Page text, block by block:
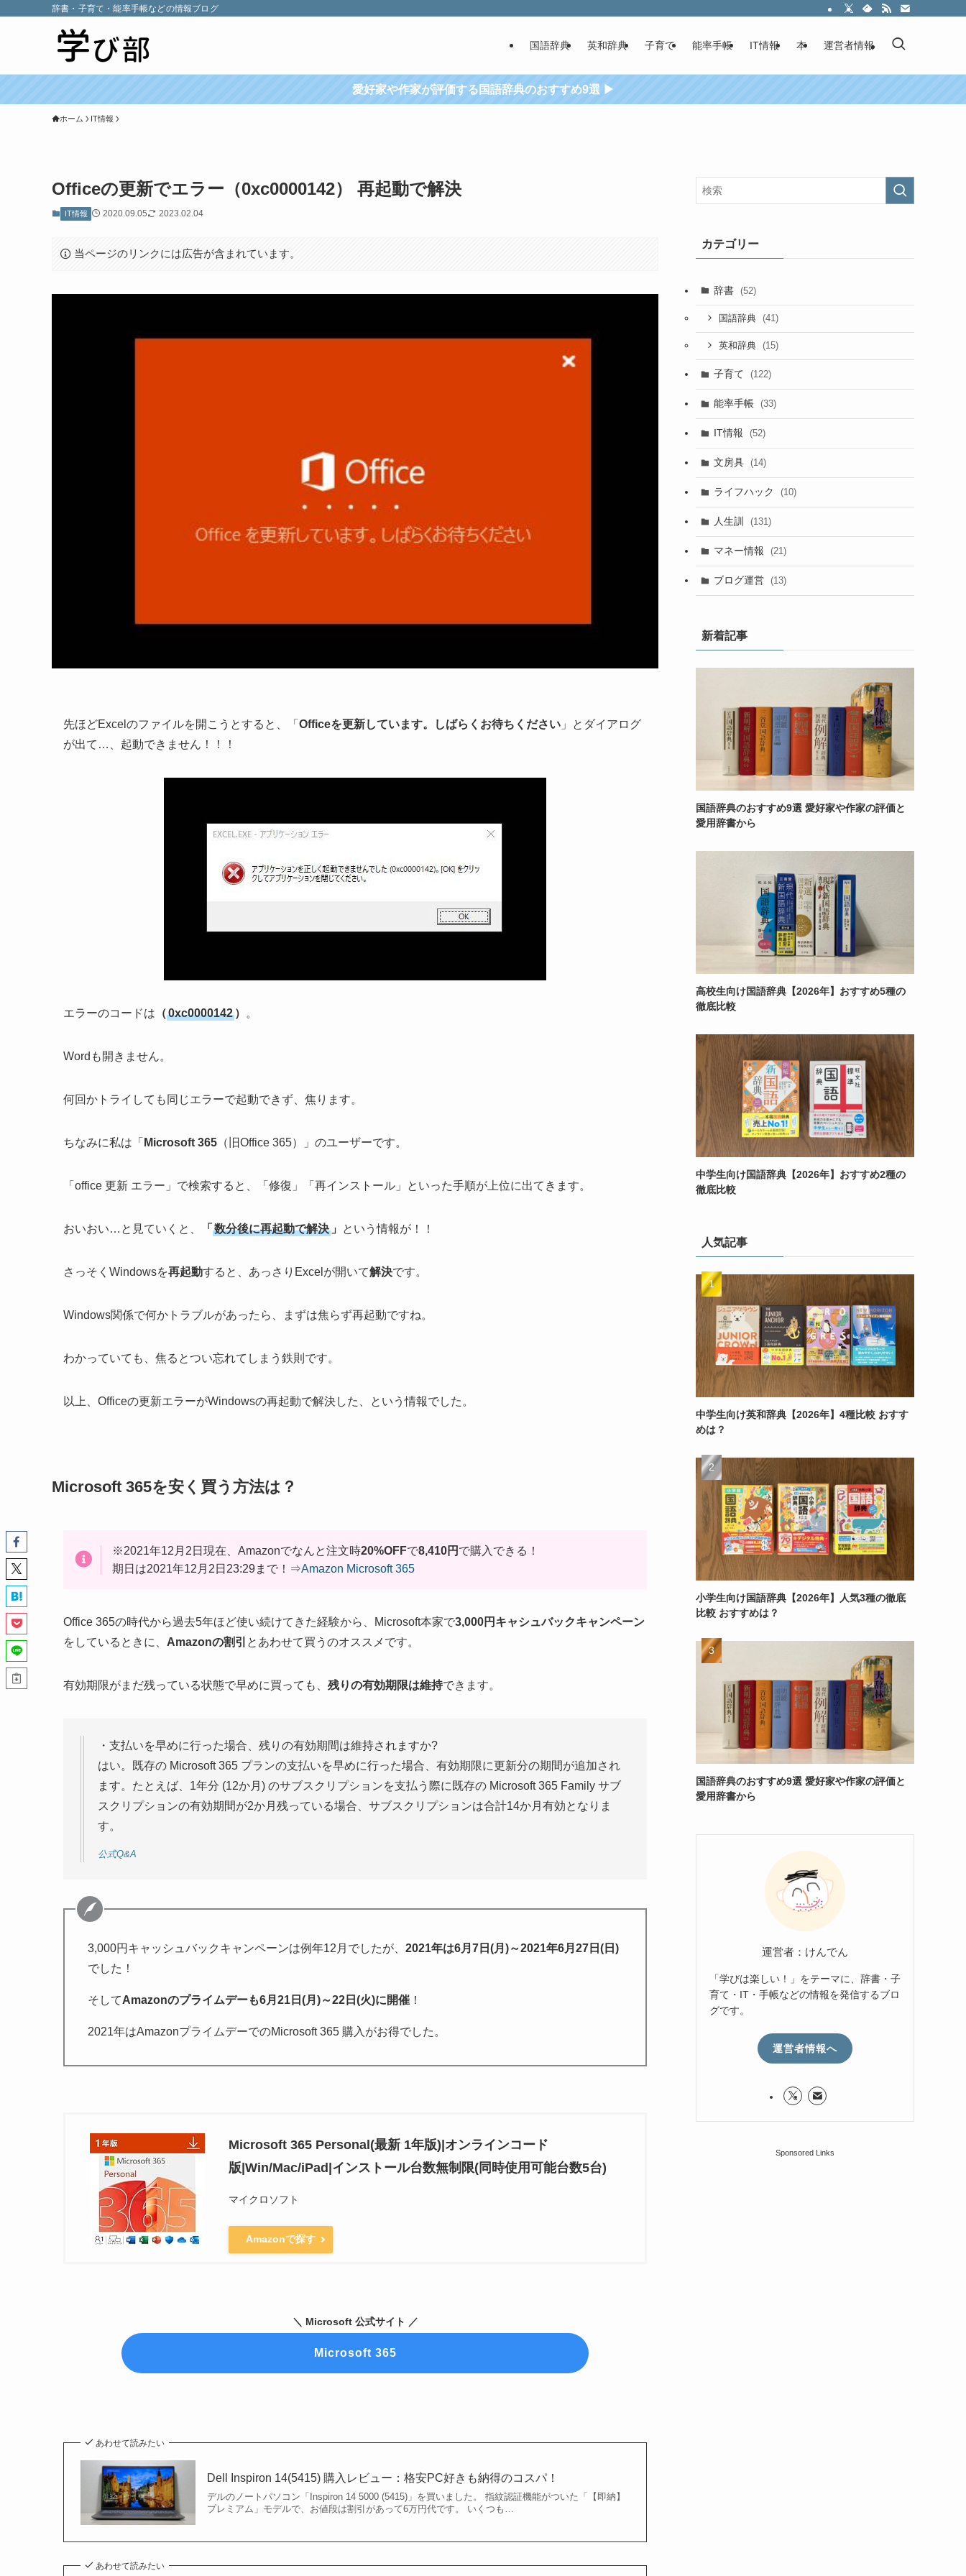
辞書・子育て・能率手帳などの情報ブログ
国語辞典 英和辞典 子育て 能率手帳 IT情報 本 運営者情報
愛好家や作家が評価する国語辞典のおすすめ9選 ▶
ホーム IT情報
Officeの更新でエラー（0xc0000142） 再起動で解決
IT情報 2020.09.05 2023.02.04
当ページのリンクには広告が含まれています。
先ほどExcelのファイルを開こうとすると、「 Officeを更新しています。しばらくお待ちください 」とダイアログ
が出て…、起動できません！！！
エラーのコードは （0xc0000142 ） 。
Wordも開きません。
何回かトライしても同じエラーで起動できず、焦ります。
ちなみに私は「 Microsoft 365 （旧Office 365）」のユーザーです。
「office 更新 エラー」で検索すると、「修復」「再インストール」といった手順が上位に出てきます。
おいおい…と見ていくと、 「 数分後に再起動で解決 」 という情報が！！
さっそくWindowsを再起動すると、あっさりExcelが開いて解決です。
Windows関係で何かトラブルがあったら、まずは焦らず再起動ですね。
わかっていても、焦るとつい忘れてしまう鉄則です。
以上、Officeの更新エラーがWindowsの再起動で解決した、という情報でした。
Microsoft 365を安く買う方法は？
※2021年12月2日現在、Amazonでなんと注文時20%OFFで8,410円 で購入できる！
期日は2021年12月2日23:29まで！⇒Amazon Microsoft 365
Office 365の時代から過去5年ほど使い続けてきた経験から、Microsoft本家で3,000円キャシュバックキャンペーン
をしているときに、 Amazonの割引 とあわせて買うのオススメです。
有効期限がまだ残っている状態で早めに買っても、 残りの有効期限は維持できます。
・支払いを早めに行った場合、残りの有効期間は維持されますか?
はい。既存の Microsoft 365 プランの支払いを早めに行った場合、有効期限に更新分の期間が追加され
ます。たとえば、1年分 (12か月) のサブスクリプションを支払う際に既存の Microsoft 365 Family サブ
スクリプションの有効期間が2か月残っている場合、サブスクリプションは合計14か月有効となりま
す。
公式Q&A
3,000円キャッシュバックキャンペーンは例年12月でしたが、 2021年は6月7日(月)～2021年6月27日(日)
でした！
そしてAmazonのプライムデーも6月21日(月)～22日(火)に開催 ！
2021年はAmazonプライムデーでのMicrosoft 365 購入がお得でした。
Microsoft 365 Personal(最新 1年版)|オンラインコード
版|Win/Mac/iPad|インストール台数無制限(同時使用可能台数5台)
マイクロソフト
Amazonで探す
＼ Microsoft 公式サイト ／
Microsoft 365
あわせて読みたい
Dell Inspiron 14(5415) 購入レビュー：格安PC好きも納得のコスパ！
デルのノートパソコン「Inspiron 14 5000 (5415)」を買いました。 指紋認証機能がついた「【即納】
プレミアム」モデルで、お値段は割引があって6万円代です。 いくつも…
あわせて読みたい
カテゴリー
辞書 (52)
国語辞典 (41)
英和辞典 (15)
子育て (122)
能率手帳 (33)
IT情報 (52)
文房具 (14)
ライフハック (10)
人生訓 (131)
マネー情報 (21)
ブログ運営 (13)
新着記事
国語辞典のおすすめ9選 愛好家や作家の評価と
愛用辞書から
高校生向け国語辞典【2026年】おすすめ5種の
徹底比較
中学生向け国語辞典【2026年】おすすめ2種の
徹底比較
人気記事
中学生向け英和辞典【2026年】4種比較 おすす
めは？
小学生向け国語辞典【2026年】人気3種の徹底
比較 おすすめは？
国語辞典のおすすめ9選 愛好家や作家の評価と
愛用辞書から
運営者：けんでん
「学びは楽しい！」をテーマに、辞書・子
育て・IT・手帳などの情報を発信するブロ
グです。
運営者情報へ
Sponsored Links